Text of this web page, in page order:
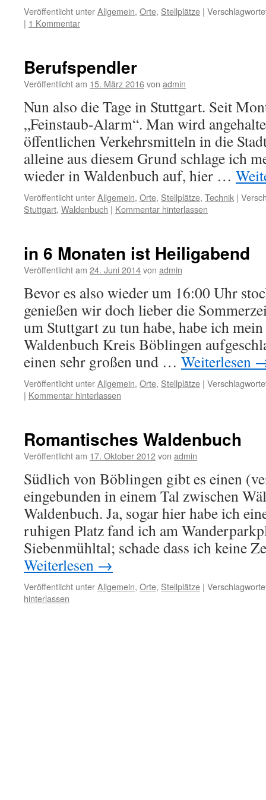
Veröffentlicht unterAllgemein, Orte, Stellplätze |
| 1 Kommentar
Berufspendler
Veröffentlicht am 15. März 2016von admin
Nun also die Tage in Stuttgart. Seit
„Feinstaub-Alarm“. Man wird
öffentlichen Verkehrsmitteln in die
alleine aus diesem Grund schlage ich
wieder in Waldenbuch auf, hier …
Veröffentlicht unterAllgemein, Orte, Stellplätze, Technik |
Stuttgart, Waldenbuch | Kommentar hinterlassen
in 6 Monaten ist Heiligabend
Veröffentlicht am 24. Juni 2014von admin
Bevor es also wieder um 16:00 Uhr
genießen wir doch lieber die
um Stuttgart zu tun habe, habe ich
Waldenbuch Kreis Böblingen
einen sehr großen und … Weiterlesen
Veröffentlicht unterAllgemein, Orte, Stellplätze |
| Kommentar hinterlassen
Romantisches Waldenbuch
Veröffentlicht am 17. Oktober 2012von admin
Südlich von Böblingen gibt es einen
eingebunden in einem Tal zwischen
Waldenbuch. Ja, sogar hier habe ich
ruhigen Platz fand ich am
Siebenmühltal; schade dass ich keine
Weiterlesen →
Veröffentlicht unterAllgemein, Orte, Stellplätze |
hinterlassen